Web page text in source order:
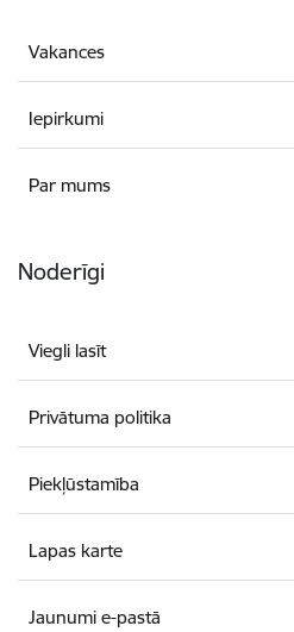
Vakances
Iepirkumi
Par mums
Noderīgi
Viegli lasīt
Privātuma politika
Piekļūstamība
Lapas karte
Jaunumi e-pastā